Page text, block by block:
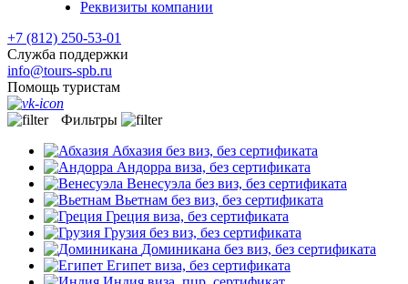
Реквизиты компании
+7 (812) 250-53-01
Служба поддержки
info@tours-spb.ru
Помощь туристам
Фильтры
Абхазия без виз, без сертификата
Андорра виза, без сертификата
Венесуэла без виз, без сертификата
Вьетнам без виз, без сертификата
Греция виза, без сертификата
Грузия без виз, без сертификата
Доминикана без виз, без сертификата
Египет виза, без сертификата